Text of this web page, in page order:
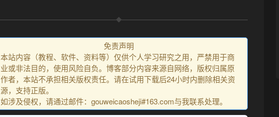
免责声明
本站内容（教程、软件、资料等）仅供个人学习研究之用，严禁用于商
业或非法目的，使用风险自负。博客部分内容来源自网络，版权归属原
作者，本站不承担相关版权责任。请在试用下载后24小时内删除相关资
源，支持正版。
如涉及侵权，请通过邮件：gouweicaosheji#163.com与我联系处理。